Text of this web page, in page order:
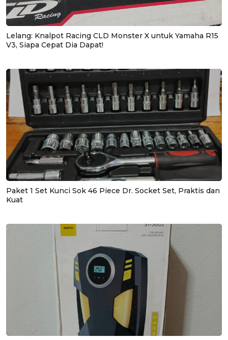
Lelang: Knalpot Racing CLD Monster X untuk Yamaha R15
V3, Siapa Cepat Dia Dapat!
Paket 1 Set Kunci Sok 46 Piece Dr. Socket Set, Praktis dan
Kuat